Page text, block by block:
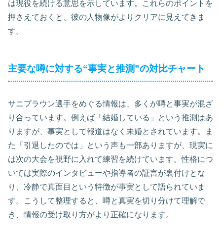
は現役を続ける意思を示しています。これらのポイントを
押さえておくと、彼の人物像がよりクリアに見えてきま
す。
主要な噂に対する“事実と推測”の対比チャート
サニブラウン選手をめぐる情報は、多くが噂と事実が混ざ
り合っています。例えば「結婚している」という推測はあ
りますが、事実として報道はなく未婚とされています。ま
た「引退したのでは」という声も一部ありますが、現実に
は次の大会を視野に入れて練習を続けています。性格につ
いては実際のインタビューや指導者の証言が裏付けとな
り、冷静で真面目という特徴が事実として語られていま
す。こうして整理すると、噂と真実を切り分けて理解で
き、情報の受け取り方がより正確になります。